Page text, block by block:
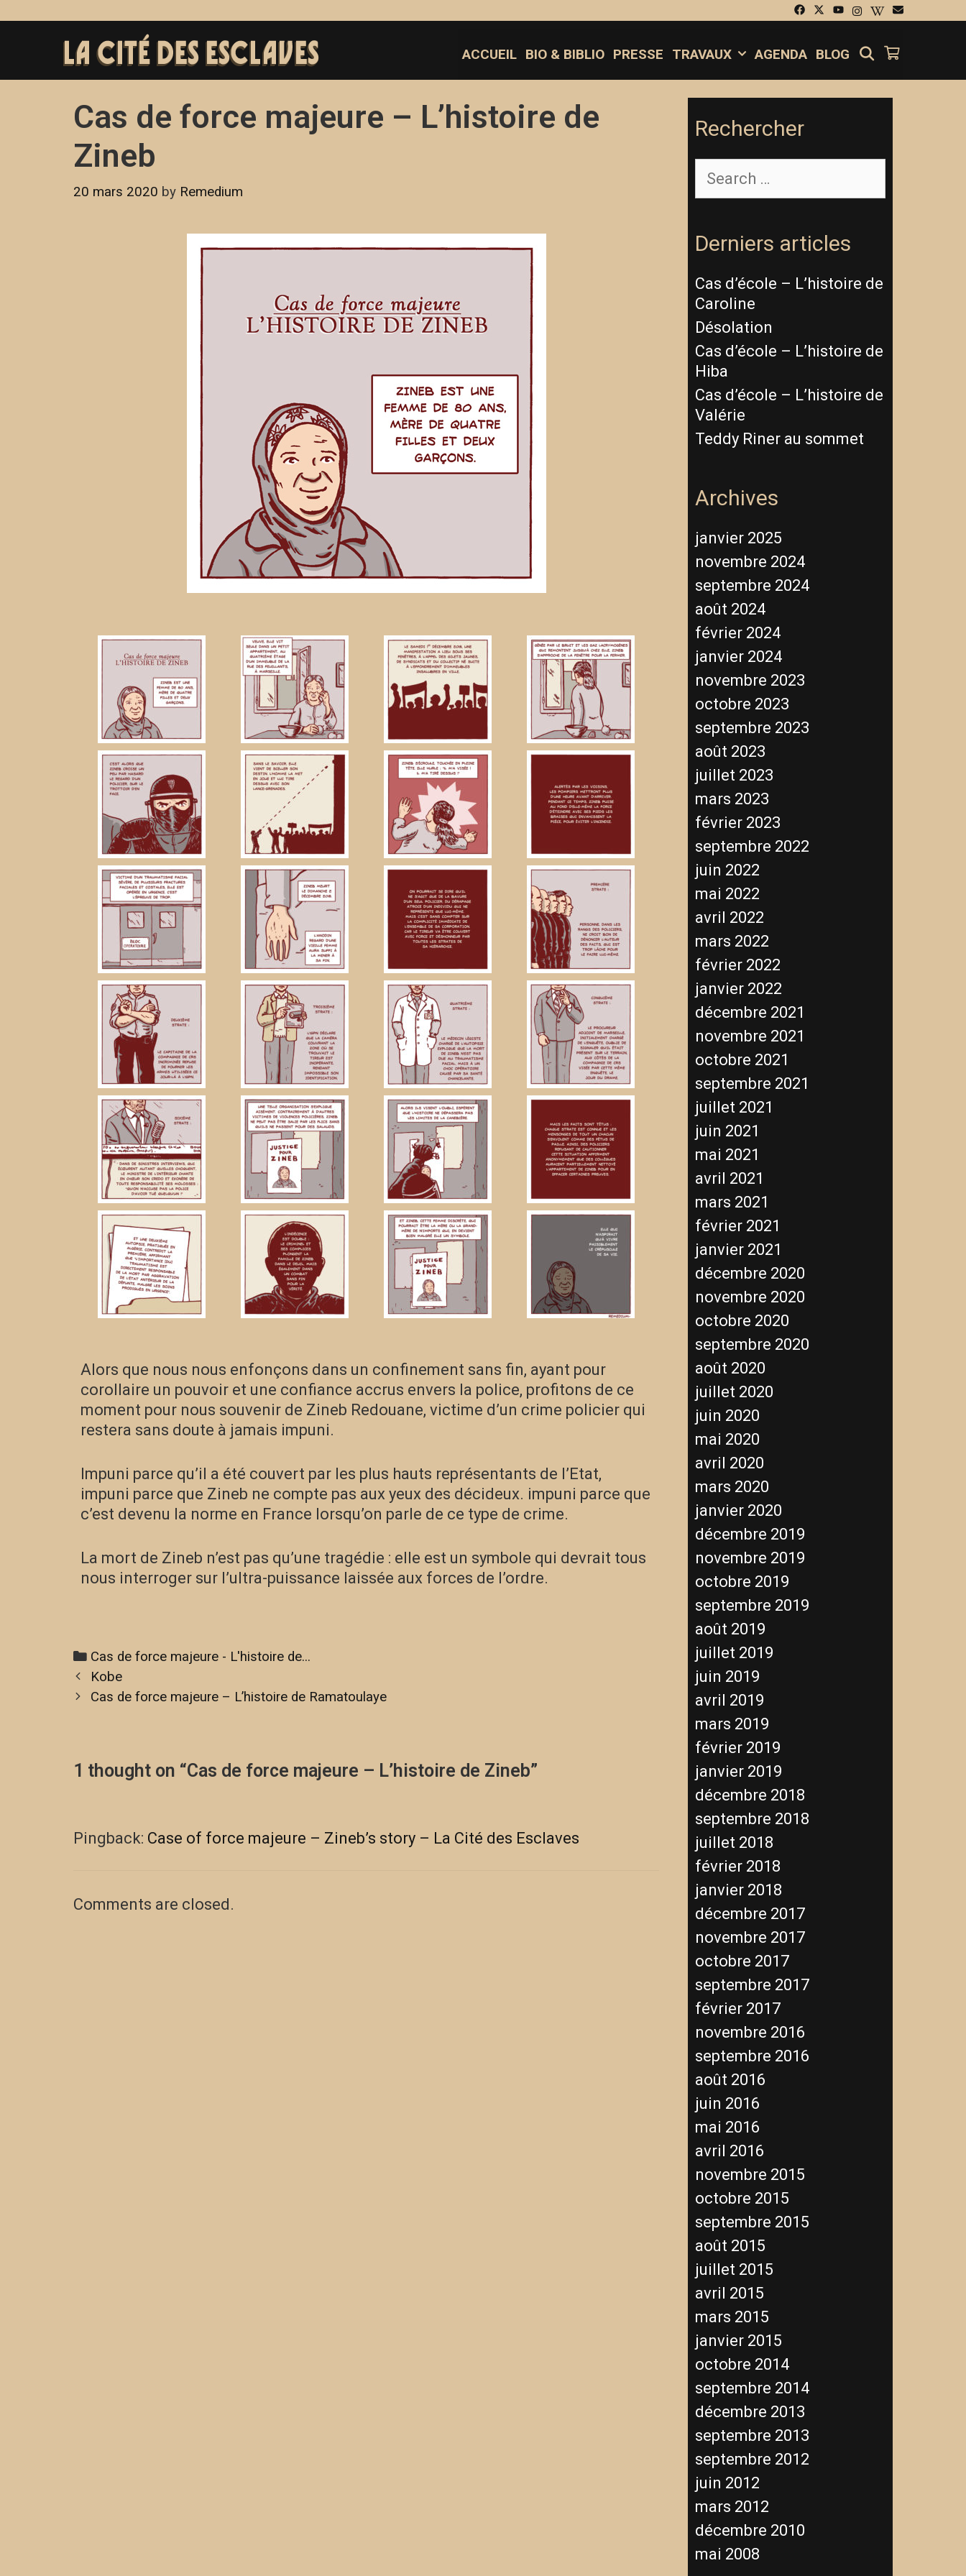
ACCUEIL BIO & BIBLIO PRESSE TRAVAUX AGENDA BLOG SEARCH
Cas de force majeure – L’histoire de
Zineb
20 mars 2020 by Remedium
Alors que nous nous enfonçons dans un confinement sans fin, ayant pour
corollaire un pouvoir et une confiance accrus envers la police, profitons de ce
moment pour nous souvenir de Zineb Redouane, victime d’un crime policier qui
restera sans doute à jamais impuni.
Impuni parce qu’il a été couvert par les plus hauts représentants de l’Etat,
impuni parce que Zineb ne compte pas aux yeux des décideux. impuni parce que
c’est devenu la norme en France lorsqu’on parle de ce type de crime.
La mort de Zineb n’est pas qu’une tragédie : elle est un symbole qui devrait tous
nous interroger sur l’ultra-puissance laissée aux forces de l’ordre.
Cas de force majeure - L'histoire de...
Kobe
Cas de force majeure – L’histoire de Ramatoulaye
1 thought on “Cas de force majeure – L’histoire de Zineb”
Pingback: Case of force majeure – Zineb’s story – La Cité des Esclaves
Comments are closed.
Rechercher
Derniers articles
Cas d’école – L’histoire de
Caroline
Désolation
Cas d’école – L’histoire de
Hiba
Cas d’école – L’histoire de
Valérie
Teddy Riner au sommet
Archives
janvier 2025
novembre 2024
septembre 2024
août 2024
février 2024
janvier 2024
novembre 2023
octobre 2023
septembre 2023
août 2023
juillet 2023
mars 2023
février 2023
septembre 2022
juin 2022
mai 2022
avril 2022
mars 2022
février 2022
janvier 2022
décembre 2021
novembre 2021
octobre 2021
septembre 2021
juillet 2021
juin 2021
mai 2021
avril 2021
mars 2021
février 2021
janvier 2021
décembre 2020
novembre 2020
octobre 2020
septembre 2020
août 2020
juillet 2020
juin 2020
mai 2020
avril 2020
mars 2020
janvier 2020
décembre 2019
novembre 2019
octobre 2019
septembre 2019
août 2019
juillet 2019
juin 2019
avril 2019
mars 2019
février 2019
janvier 2019
décembre 2018
septembre 2018
juillet 2018
février 2018
janvier 2018
décembre 2017
novembre 2017
octobre 2017
septembre 2017
février 2017
novembre 2016
septembre 2016
août 2016
juin 2016
mai 2016
avril 2016
novembre 2015
octobre 2015
septembre 2015
août 2015
juillet 2015
avril 2015
mars 2015
janvier 2015
octobre 2014
septembre 2014
décembre 2013
septembre 2013
septembre 2012
juin 2012
mars 2012
décembre 2010
mai 2008